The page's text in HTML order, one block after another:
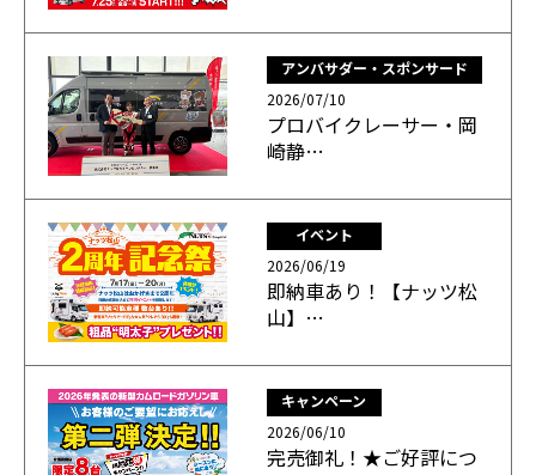
アンバサダー・スポンサード
2026/07/10
プロバイクレーサー・岡
崎静…
イベント
2026/06/19
即納車あり！【ナッツ松
山】…
キャンペーン
2026/06/10
完売御礼！★ご好評につ